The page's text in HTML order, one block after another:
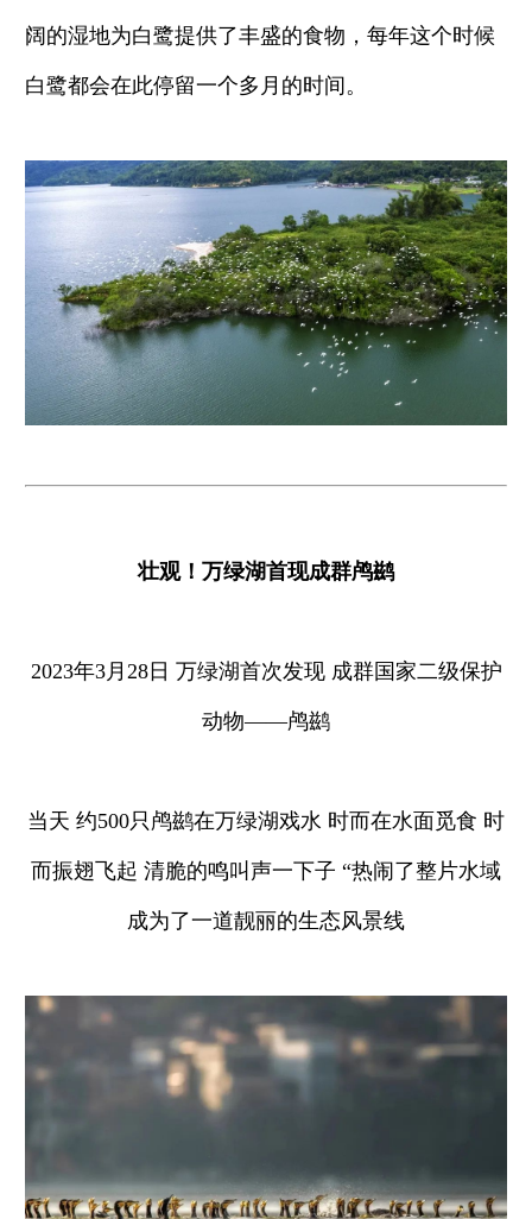
阔的湿地为白鹭提供了丰盛的食物，每年这个时候
白鹭都会在此停留一个多月的时间。
壮观！万绿湖首现成群鸬鹚
2023年3月28日 万绿湖首次发现 成群国家二级保护
动物——鸬鹚
当天 约500只鸬鹚在万绿湖戏水 时而在水面觅食 时
而振翅飞起 清脆的鸣叫声一下子 “热闹了整片水域
成为了一道靓丽的生态风景线